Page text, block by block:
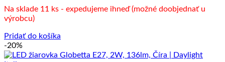
bola:
5.00 €.
je:
Na sklade 11 ks - expedujeme ihneď (možné doobjednať u
výrobcu)
Pridať do košíka
-20%